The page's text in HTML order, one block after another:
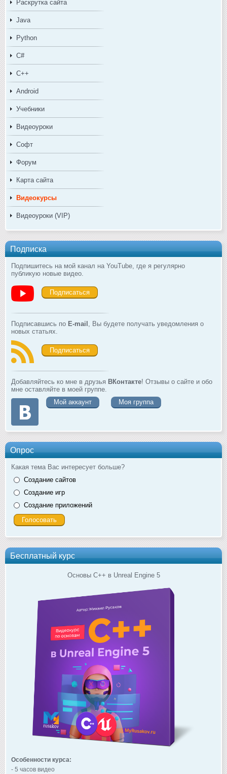
Раскрутка сайта
Java
Python
C#
C++
Android
Учебники
Видеоуроки
Софт
Форум
Карта сайта
Видеокурсы
Видеоуроки (VIP)
Подписка
Подпишитесь на мой канал на YouTube, где я регулярно
публикую новые видео.
Подписаться
Подписавшись по E-mail , Вы будете получать уведомления о
новых статьях.
Подписаться
Добавляйтесь ко мне в друзья ВКонтакте! Отзывы о сайте и обо
мне оставляйте в моей группе.
Мой аккаунт
Моя группа
Опрос
Какая тема Вас интересует больше?
Создание сайтов
Создание игр
Создание приложений
Бесплатный курс
Основы C++ в Unreal Engine 5
Особенности курса:
- 5 часов видео